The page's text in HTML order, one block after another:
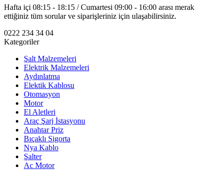
Hafta içi 08:15 - 18:15 / Cumartesi 09:00 - 16:00 arası merak
ettiğiniz tüm sorular ve siparişleriniz için ulaşabilirsiniz.
0222 234 34 04
Kategoriler
Şalt Malzemeleri
Elektrik Malzemeleri
Aydınlatma
Elektik Kablosu
Otomasyon
Motor
El Aletleri
Araç Şarj İstasyonu
Anahtar Priz
Bıçaklı Sigorta
Nya Kablo
Şalter
Ac Motor